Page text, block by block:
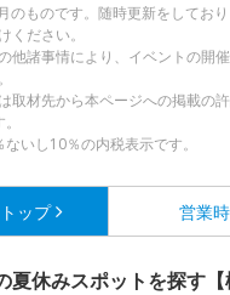
ものです。随時更新をしてお
ください。
他諸事情により、イベントの開
取材先から本ページへの掲載の
いし10％の内税表示です。
トップ 営業
夏休みスポットを探す【